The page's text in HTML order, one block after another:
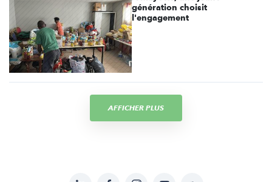
génération choisit
l'engagement
AFFICHER PLUS